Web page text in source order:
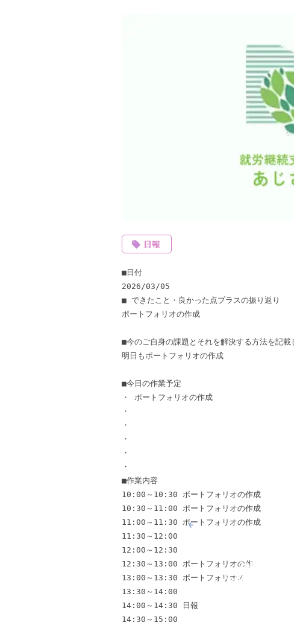
日報
■日付
2026/03/05
■ できたこと・良かった点プラスの振り返り
ポートフォリオの作成
■今のご自身の課題とそれを解決する方法を記載
明日もポートフォリオの作成
■今日の作業予定
・ ポートフォリオの作成
・
・
・
・
・
■作業内容
10:00～10:30 ポートフォリオの作成
10:30～11:00 ポートフォリオの作成
11:00～11:30 ポートフォリオの作成
11:30～12:00
12:00～12:30
12:30～13:00 ポートフォリオの作成
13:00～13:30 ポートフォリオの作成
13:30～14:00
14:00～14:30 日報
14:30～15:00